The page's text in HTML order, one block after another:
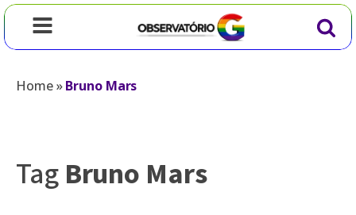
Home»Bruno Mars
TagBruno Mars